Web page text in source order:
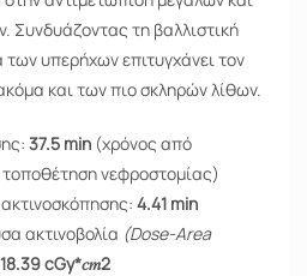
Συνδυάζοντας τη βαλλιστική
των υπερήχων επιτυγχάνει τον
και των πιο σκληρών λίθων.
37.5 min (χρόνος από
νεφροστομίας)
4.41 min
ακτινοβολία (Dose-Αrea
cGy*𝑐𝑚2